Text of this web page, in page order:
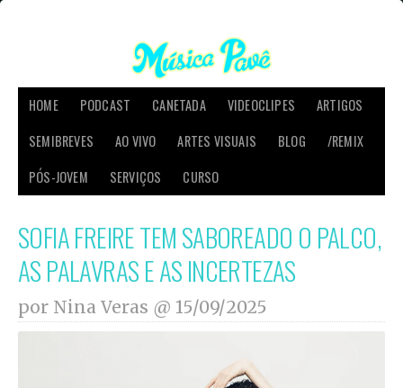
HOME PODCAST CANETADA VIDEOCLIPES
ARTIGOS
SEMIBREVES
AO VIVO ARTES VISUAIS BLOG
/REMIX
PÓS-JOVEM
SERVIÇOS CURSO
SOFIA FREIRE TEM SABOREADO O PALCO,
AS PALAVRAS E AS INCERTEZAS
por Nina Veras @ 15/09/2025